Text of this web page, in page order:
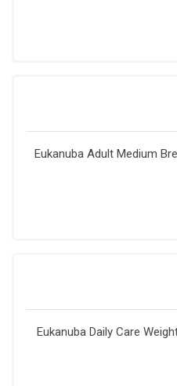
Εukanuba Adult Medium
Eukanuba Daily Care